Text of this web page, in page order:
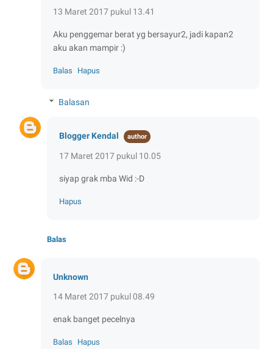
13 Maret 2017 pukul 13.41
Aku penggemar berat yg bersayur2, jadi kapan2
aku akan mampir :)
Balas Hapus
Balasan
Blogger Kendal
17 Maret 2017 pukul 10.05
siyap grak mba Wid :-D
Hapus
Balas
Unknown
14 Maret 2017 pukul 08.49
enak banget pecelnya
Balas Hapus